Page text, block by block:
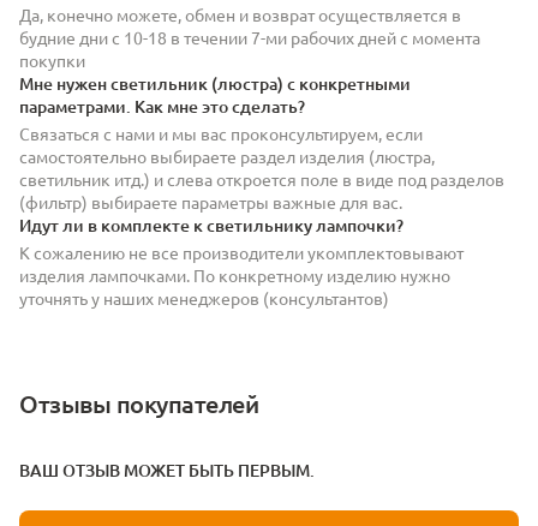
Да, конечно можете, обмен и возврат осуществляется в
будние дни с 10-18 в течении 7-ми рабочих дней с момента
покупки
Мне нужен светильник (люстра) с конкретными
параметрами. Как мне это сделать?
Связаться с нами и мы вас проконсультируем, если
самостоятельно выбираете раздел изделия (люстра,
светильник итд.) и слева откроется поле в виде под разделов
(фильтр) выбираете параметры важные для вас.
Идут ли в комплекте к светильнику лампочки?
К сожалению не все производители укомплектовывают
изделия лампочками. По конкретному изделию нужно
уточнять у наших менеджеров (консультантов)
Отзывы покупателей
ВАШ ОТЗЫВ МОЖЕТ БЫТЬ ПЕРВЫМ.